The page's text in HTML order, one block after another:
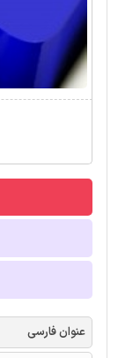
عنوان فارسی